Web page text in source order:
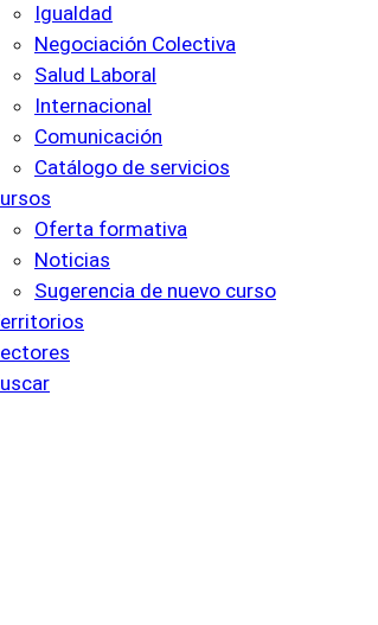
Igualdad
Negociación Colectiva
Salud Laboral
Internacional
Comunicación
Catálogo de servicios
Oferta formativa
Noticias
Sugerencia de nuevo curso